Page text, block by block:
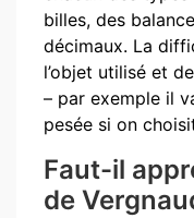
billes, des
décimaux. La
l’objet utilisé et
– par exemple il
pesée si on
Faut-il
de